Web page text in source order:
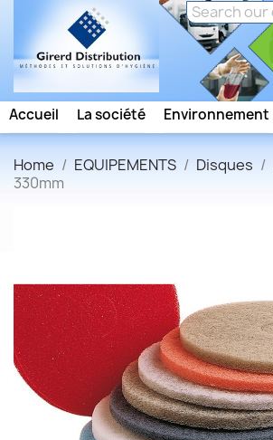
Accueil La société Environnement
Home EQUIPEMENTS Disques
330mm